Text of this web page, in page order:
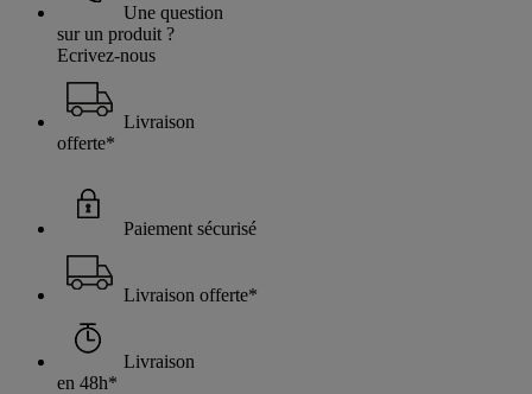
Une question
sur un produit ?
Ecrivez-nous
Livraison
offerte*
Paiement sécurisé
Livraison offerte*
Livraison
en 48h*